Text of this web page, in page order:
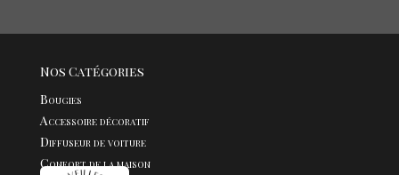
Nos Catégories
Bougies
Accessoire décoratif
Diffuseur de voiture
Confort de la maison